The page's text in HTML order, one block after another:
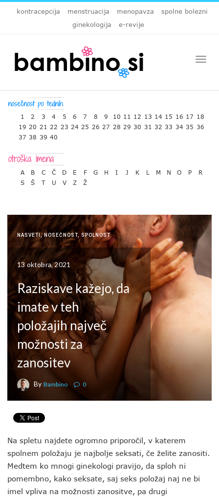
kontracepcija menstruacija menopavza
spolne bolezni
ginekologija
e-revije
1 2 3 4 5 6 7 8 9 10 11 12 13 14 15 16 17 18
19 20 21 22 23 24 25 26 27 28 29 30 31 32 33 34 35 36
37 38 39 40
A B C Č D E F G H I J K L M N O P
R
S
Š T U V Z Ž
NASVETI ,NOSEČNOST, SPOLNOST
13 oktobra, 2021
Raziskave kažejo, da
imate v teh
položajih največ
možnosti za
zanositev
By Bambino 0
Na spletu najdete ogromno priporočil, v katerem
spolnem položaju je najbolje seksati, če želite zanositi.
Medtem ko mnogi ginekologi pravijo, da sploh ni
pomembno, kako seksate, saj seks položaj naj ne bi
imel vpliva na možnosti zanositve, pa drugi